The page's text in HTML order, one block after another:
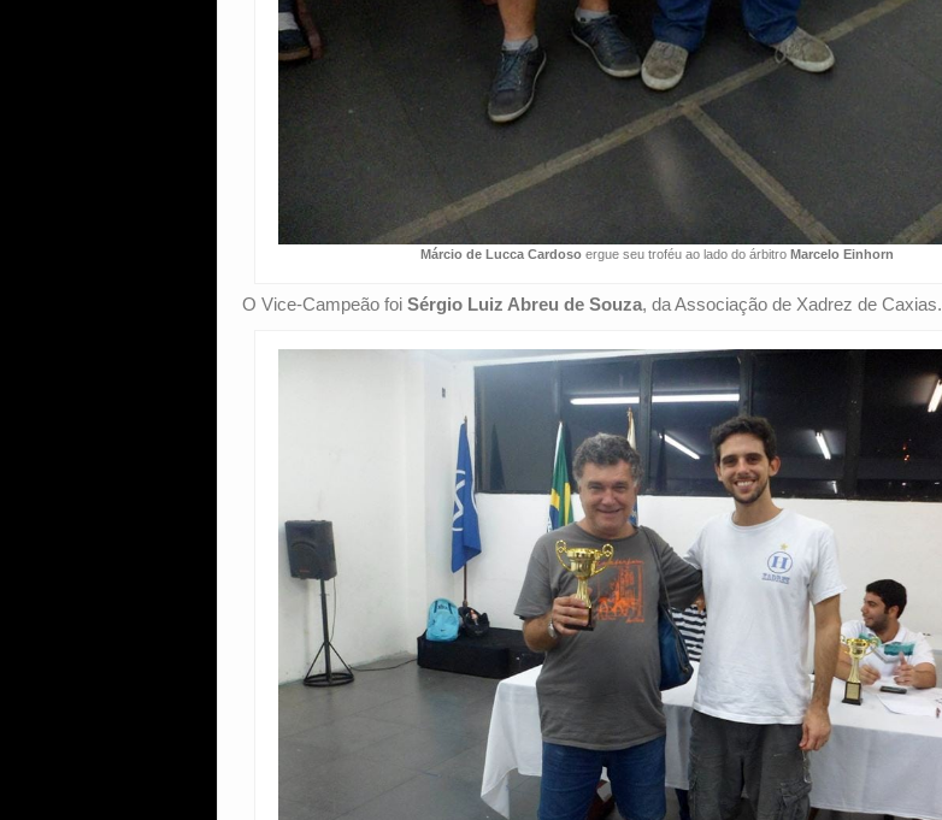
Márcio de Lucca Cardoso ergue seu troféu ao lado do árbitro Marcelo Einhorn
O Vice-Campeão foi Sérgio Luiz Abreu de Souza, da Associação de Xadrez de Caxias.